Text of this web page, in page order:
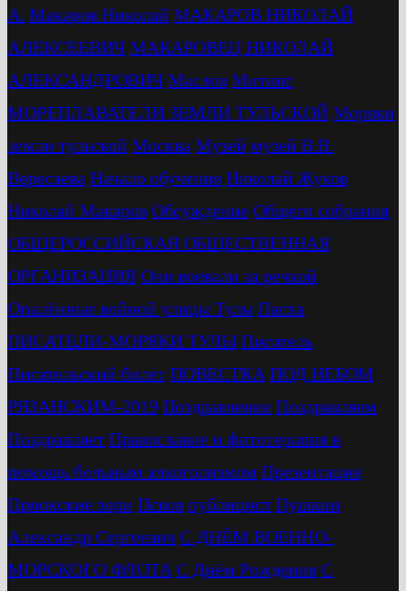
А. Макаров Николай МАКАРОВ НИКОЛАЙ
АЛЕКСЕЕВИЧ МАКАРОВЕЦ НИКОЛАЙ
АЛЕКСАНДРОВИЧ Маслов Митинг
МОРЕПЛАВАТЕЛИ ЗЕМЛИ ТУЛЬСКОЙ Моряки
земли тульской Москва Музей музей В.В.
Вересаева Начало обучения Николай Жуков
Николай Макаров Обсуждение Общего собрания
ОБЩЕРОССИЙСКАЯ ОБЩЕСТВЕННАЯ
ОРГАНИЗАЦИЯ Они воевали за речкой
Опалённые войной улицы Тулы Пасха
ПИСАТЕЛИ-МОРЯКИ ТУЛЫ Писатель
Писательский билет ПОВЕСТКА ПОД НЕБОМ
РЯЗАНСКИМ-2019 Поздравление Поздравляем
Поздравляет Православие и фитотерапия в
помощь больным алкоголизмом Презентация
Приокские зори Псков публицист Пушкин
Александр Сергеевич С ДНЁМ ВОЕННО-
МОРСКОГО ФЛОТА С Днём Рождения С